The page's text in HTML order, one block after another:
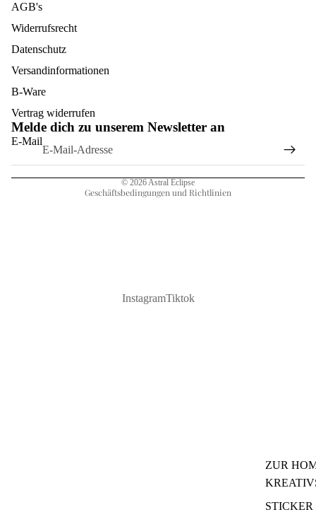
ZUR
AGB's
Widerrufsrecht
Datenschutz
Versandinformationen
B-Ware
Vertrag widerrufen
Melde dich zu unserem Newsletter an
E-Mail
© 2026 Astral Eclipse
Geschäftsbedingungen und Richtlinien
Widerrufsrecht
Datenschutzerklärung
AGB
Impressum
InstagramTiktok